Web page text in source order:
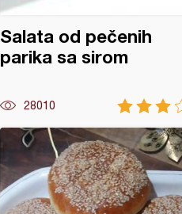
Salata od pečenih
parika sa sirom
28010